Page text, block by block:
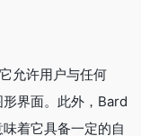
允许用户与任何
界面。此外，Bard
着它具备一定的自